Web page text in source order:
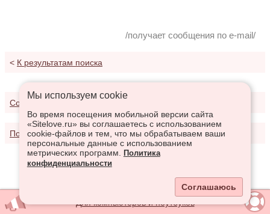
/получает сообщения по e-mail/
< К результатам поиска
Соглашение о предоставлении услуг
Политика конфиденциальности
Мы используем сookie
Во время посещения мобильной версии сайта
«Sitelove.ru» вы соглашаетесь с использованием
cookie-файлов и тем, что мы обрабатываем ваши
персональные данные с использованием
метрических программ.
Политика
конфиденциальности
Соглашаюсь
Для компьютеров и ноутбуков